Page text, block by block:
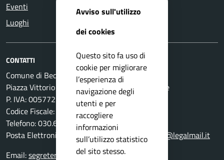
Eventi
Luoghi
CONTATTI
Comune di Bedizzole
Piazza Vittorio Emanuele II, 1 - 25081 Bedizzole
P. IVA: 00577210982
Codice Fiscale: 00760050179
Telefono: 030.6872711
Posta Elettronica Certificata:comune.bedizzole@legalmail.it
Email:segreteria@comune.bedizzole.bs.it
Avviso sull'utilizzo
dei cookies
Questo sito fa uso di
cookie per migliorare
l’esperienza di
navigazione degli
utenti e per
raccogliere
informazioni
sull’utilizzo statistico
del sito stesso.